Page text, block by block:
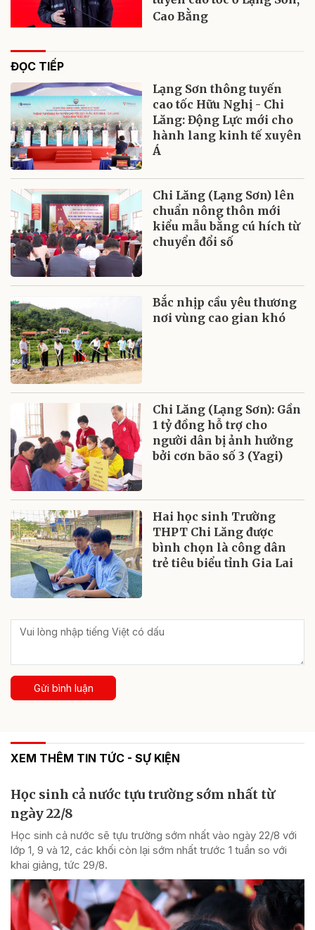
Cao Bằng
ĐỌC TIẾP
Lạng Sơn thông tuyến
cao tốc Hữu Nghị - Chi
Lăng: Động Lực mới cho
hành lang kinh tế xuyên
Á
Chi Lăng (Lạng Sơn) lên
chuẩn nông thôn mới
kiểu mẫu bằng cú hích từ
chuyển đổi số
Bắc nhịp cầu yêu thương
nơi vùng cao gian khó
Chi Lăng (Lạng Sơn): Gần
1 tỷ đồng hỗ trợ cho
người dân bị ảnh hưởng
bởi cơn bão số 3 (Yagi)
Hai học sinh Trường
THPT Chi Lăng được
bình chọn là công dân
trẻ tiêu biểu tỉnh Gia Lai
Gửi bình luận
XEM THÊM TIN TỨC - SỰ KIỆN
Học sinh cả nước tựu trường sớm nhất từ
ngày 22/8
Học sinh cả nước sẽ tựu trường sớm nhất vào ngày 22/8 với
lớp 1, 9 và 12, các khối còn lại sớm nhất trước 1 tuần so với
khai giảng, tức 29/8.